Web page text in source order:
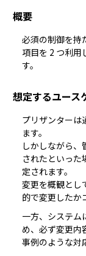
概要
必須の制御を持
項目を 2 つ利用
す。
想定するユース
プリザンターは
ます。
しかしながら
されたといった
定されます。
変更を概観とし
的で変更したか
一方、システム
め、必ず変更内
事例のような対